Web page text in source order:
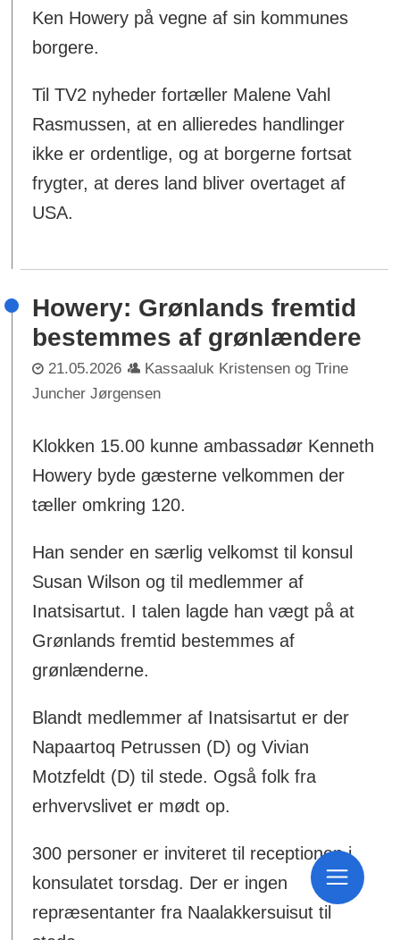
Ken Howery på vegne af sin kommunes
borgere.
Til TV2 nyheder fortæller Malene Vahl
Rasmussen, at en allieredes handlinger
ikke er ordentlige, og at borgerne fortsat
frygter, at deres land bliver overtaget af
USA.
Howery: Grønlands fremtid
bestemmes af grønlændere
21.05.2026
Kassaaluk Kristensen og Trine
Juncher Jørgensen
Klokken 15.00 kunne ambassadør Kenneth
Howery byde gæsterne velkommen der
tæller omkring 120.
Han sender en særlig velkomst til konsul
Susan Wilson og til medlemmer af
Inatsisartut. I talen lagde han vægt på at
Grønlands fremtid bestemmes af
grønlænderne.
Blandt medlemmer af Inatsisartut er der
Napaartoq Petrussen (D) og Vivian
Motzfeldt (D) til stede. Også folk fra
erhvervslivet er mødt op.
300 personer er inviteret til receptionen i
konsulatet torsdag. Der er ingen
repræsentanter fra Naalakkersuisut til